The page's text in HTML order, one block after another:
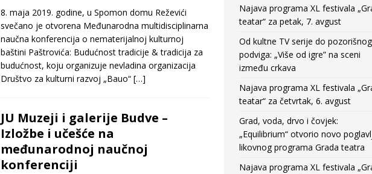
8. maja 2019. godine, u Spomon domu Reževići
svečano je otvorena Međunarodna multidisciplinarna
naučna konferencija o nematerijalnoj kulturnoj
baštini Paštrovića: Budućnost tradicije & tradicija za
budućnost, koju organizuje nevladina organizacija
Društvo za kulturni razvoj „Bauo“ […]
JU Muzeji i galerije Budve –
Izložbe i učešće na
međunarodnoj naučnoj
konferenciji
Najava programa XL festivala
teatar“ za petak, 7. avgust
Od kultne TV serije do pozorišnog
podviga: „Više od igre” na sceni
između crkava
Najava programa XL festivala
teatar“ za četvrtak, 6. avgust
Grad, voda, drvo i čovjek:
„Equilibrium“ otvorio novo
likovnog programa Grada teatra
Najava programa XL festivala